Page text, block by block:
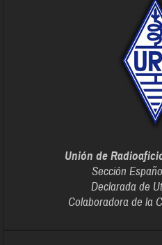
Unión de
Sección
Declarada de
Colaboradora de la